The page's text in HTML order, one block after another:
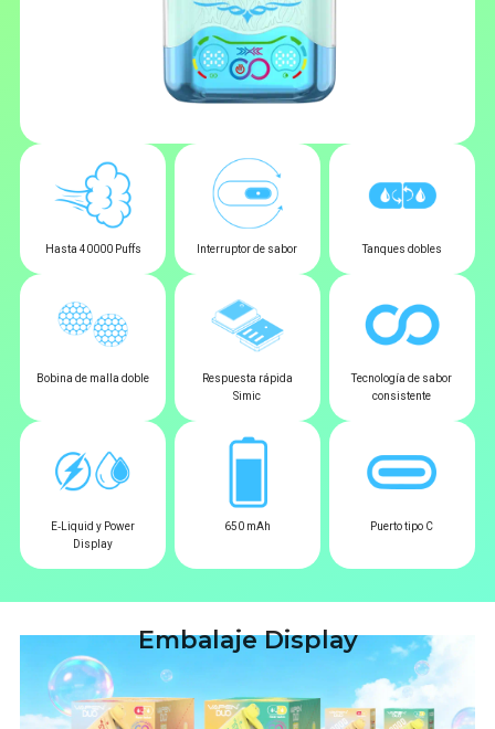
Hasta 40000 Puffs Interruptor de sabor Tanques dobles
Bobina de malla doble
Respuesta rápida
Simic
Tecnología de sabor
consistente
E‑Liquid y Power
Display
650 mAh Puerto tipo C
Embalaje Display